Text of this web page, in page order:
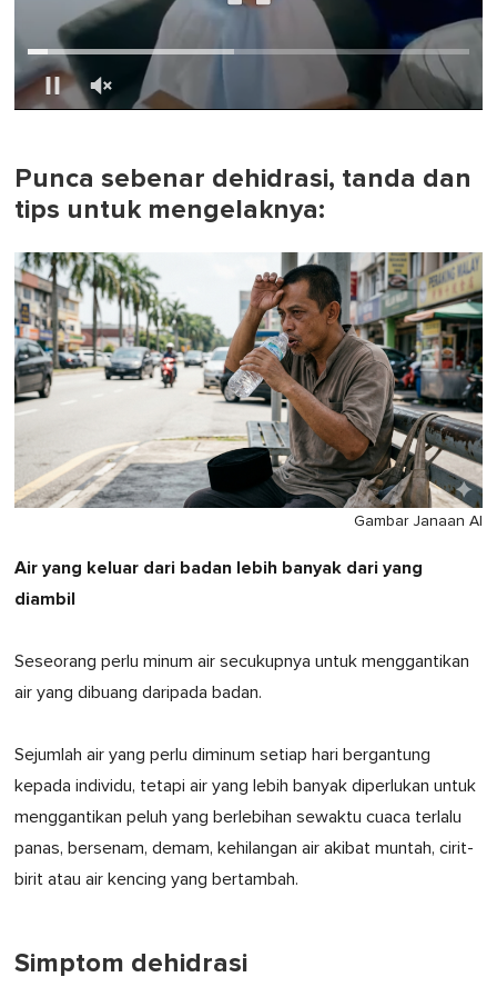
minute,
0Punca sebenar dehidrasi, tanda dan
tips untuk mengelaknya:
Gambar Janaan AI
Air yang keluar dari badan lebih banyak dari yang
diambil
Seseorang perlu minum air secukupnya untuk menggantikan
air yang dibuang daripada badan.
Sejumlah air yang perlu diminum setiap hari bergantung
kepada individu, tetapi air yang lebih banyak diperlukan untuk
menggantikan peluh yang berlebihan sewaktu cuaca terlalu
panas, bersenam, demam, kehilangan air akibat muntah, cirit-
birit atau air kencing yang bertambah.
Simptom dehidrasi